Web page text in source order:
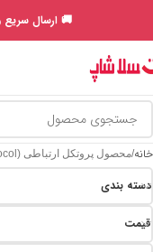
🚚 ارسال
خانه محصول پروتکل ارتباطی (Communication Protocol)
دسته بندی
قیمت